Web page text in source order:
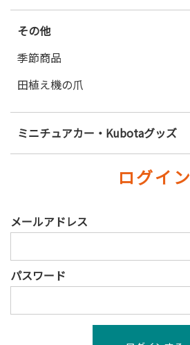
その他
季節商品
田植え機の爪
ミニチュアカー・Kubotaグッズ
ログイン
メールアドレス
パスワード